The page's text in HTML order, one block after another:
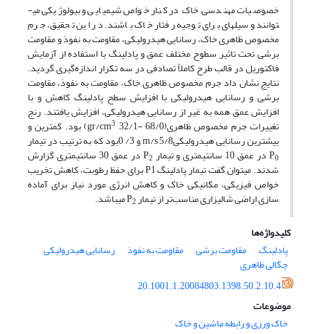
خصوصیات مهندسی خاک در کنار خواص شیمیایی و بیولوژیکی می­
توانند وسیله­ای برای توجیه رفتار خاک باشند. در این تحقیق، جرم
مخصوص ظاهری خاک، رسانایی هیدرولیکی، مقاومت به نفوذ و مقاومت
برشی تحت تاثیر سطوح مختلف عمق و پادلینگ با استفاده از آزمایش
فاکتوریل در قالب طرح کاملاً تصادفی در سه تکرار اندازه‌گیری گردید.
نتایج نشان داد جرم مخصوص ظاهری خاک، مقاومت به نفوذ، مقاومت
برشی و رسانایی هیدرولیکی با افزایش سطح پادلینگ کاهش و با
افزایش عمق همه به غیر از رسانایی هیدرولیکی، افزایش یافتند. رنج
تغییرات جرم مخصوص ظاهری(gr/cm 3 32/1- 68/0) بود. کمترین و
بیشترین رسانایی هیدرولیکیm/s 5/8 و 3/ 0بود که به ترتیب در تیمار
P0 در عمق 10 سانتی­متری و تیمار P 2 در عمق 30 سانتی­متری گزارش
شدند. می­توان گفت تیمار پادلینگ P1 برای حفظ رطوبت، کاهش تخریب
خواص فیزیکی، مکانیکی خاک و کاهش انرژی مورد نیاز برای آماده
سازی اراضی شالیزاری مناسب‌تر از تیمار P2 می­باشد.
کلیدواژه‌ها
پادلینگ
مقاومت برشی مقاومت به نفوذ رسانایی هیدرولیکی
چگالی ظاهری
20.1001.1.20084803.1398.50.2.10.4
موضوعات
خاک ورزی و رابطه ماشین و خاک